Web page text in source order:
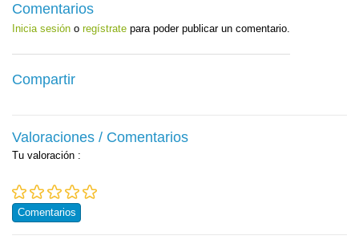
Comentarios
Inicia sesión o regístrate para poder publicar un comentario.
Compartir
Valoraciones / Comentarios
Tu valoración :
Comentarios